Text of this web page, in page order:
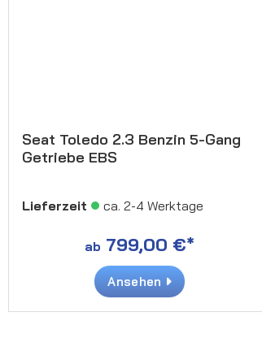
Seat Toledo 2.3 Benzin 5-Gang
Getriebe EBS
Lieferzeit ca. 2-4 Werktage
ab 799,00 €*
Ansehen